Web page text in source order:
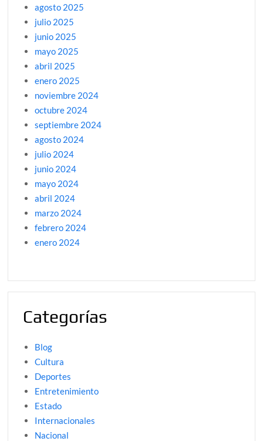
agosto 2025
julio 2025
junio 2025
mayo 2025
abril 2025
enero 2025
noviembre 2024
octubre 2024
septiembre 2024
agosto 2024
julio 2024
junio 2024
mayo 2024
abril 2024
marzo 2024
febrero 2024
enero 2024
Categorías
Blog
Cultura
Deportes
Entretenimiento
Estado
Internacionales
Nacional